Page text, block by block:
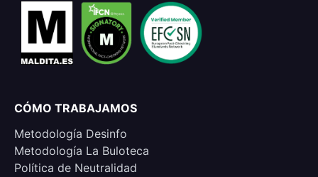
CÓMO TRABAJAMOS
Metodología Desinfo
Metodología La Buloteca
Política de Neutralidad